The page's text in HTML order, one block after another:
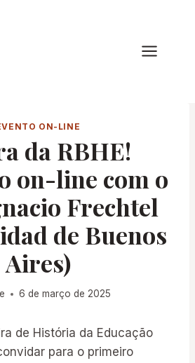
ON-LINE
da RBHE!
on-line com o
Frechtel
de Buenos
Aires)
6 de março de 2025
de História da Educação
para o primeiro